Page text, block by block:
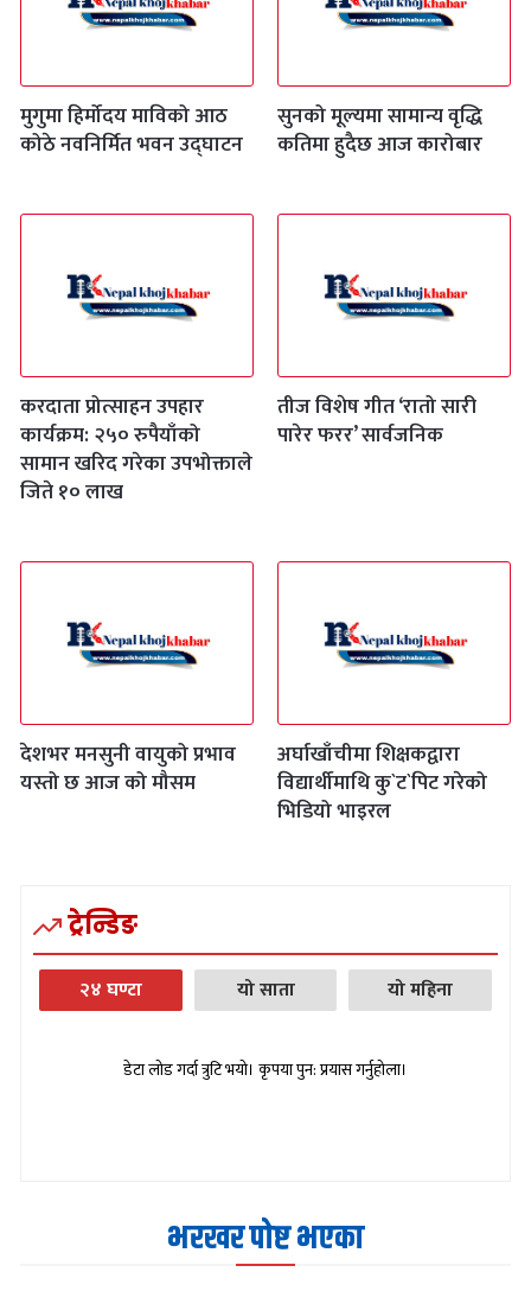
मुगुमा हिर्मोदय माविको आठ
कोठे नवनिर्मित भवन उद्घाटन
सुनको मूल्यमा सामान्य वृद्धि
कतिमा हुदैछ आज कारोबार
करदाता प्रोत्साहन उपहार
कार्यक्रम: २५० रुपैयाँको
सामान खरिद गरेका उपभोक्ताले
जिते १० लाख
तीज विशेष गीत ‘रातो सारी
पारेर फरर’ सार्वजनिक
देशभर मनसुनी वायुको प्रभाव
यस्तो छ आज को मौसम
अर्घाखाँचीमा शिक्षकद्वारा
विद्यार्थीमाथि कु`ट`पिट गरेको
भिडियो भाइरल
ट्रेन्डिङ
२४ घण्टा यो साता यो महिना
डेटा लोड गर्दा त्रुटि भयो। कृपया पुन: प्रयास गर्नुहोला।
भरखर पोष्ट भएका